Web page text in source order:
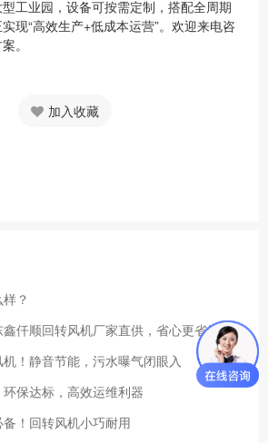
工业园，设备可按需定制，搭配全周期
现“高效生产+低成本运营”。欢迎来电咨
。
加入收藏
？
仟顺回转风机厂家直供，省心更省钱
！静音节能，污水曝气闭眼入
保达标，高效运维利器
！回转风机小巧耐用